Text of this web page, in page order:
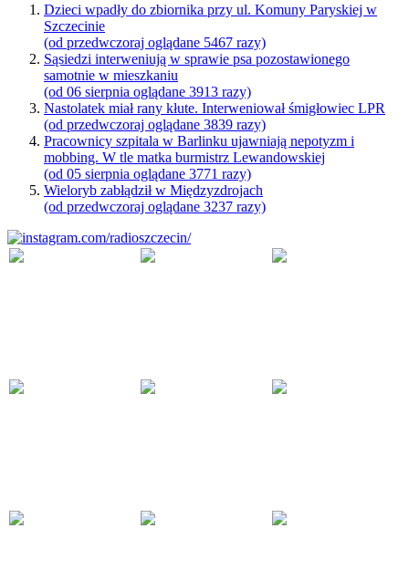
Dzieci wpadły do zbiornika przy ul. Komuny Paryskiej w
Szczecinie
(od przedwczoraj oglądane 5467 razy)
Sąsiedzi interweniują w sprawie psa pozostawionego
samotnie w mieszkaniu
(od 06 sierpnia oglądane 3913 razy)
Nastolatek miał rany kłute. Interweniował śmigłowiec LPR
(od przedwczoraj oglądane 3839 razy)
Pracownicy szpitala w Barlinku ujawniają nepotyzm i
mobbing. W tle matka burmistrz Lewandowskiej
(od 05 sierpnia oglądane 3771 razy)
Wieloryb zabłądził w Międzyzdrojach
(od przedwczoraj oglądane 3237 razy)